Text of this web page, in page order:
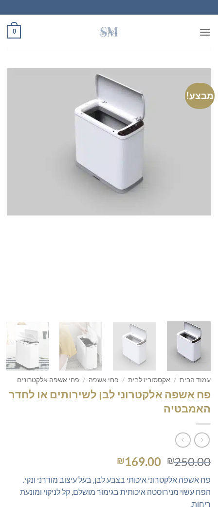
to
content
0
מבצע!
עמוד הבית / אקססוריז לבית / פחי אשפה / פחי אשפה אלקטרונים
פח אשפה אלקטרוני לבן לשירותים או לחדר
האמבטיה
₪250.00
המחיר
היה:
₪250.00.
₪169.00
הוא:
₪169.00.
פח אשפה אלקטרוני איכותי בצבע לבן, בעל עיצוב מודרני ונקי.
הפח עשוי מנירוסטה איכותית בגימור מושלם, קל לניקוי ומונעת
ריחות.